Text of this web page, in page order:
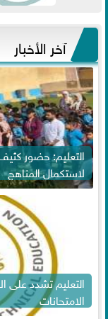
آخر الأخبار
التعليم: حضور
لاستكمال المناهج
الامتحانات